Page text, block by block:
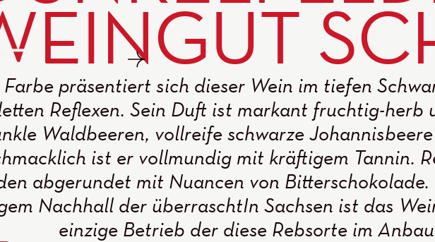
präsentiert sich dieser Wein im tiefen
Reflexen. Sein Duft ist markant fruchtig-herb
Waldbeeren, vollreife schwarze
ist er vollmundig mit kräftigem Tannin.
abgerundet mit Nuancen von
Nachhall der überraschtIn Sachsen ist das
einzige Betrieb der diese Rebsorte im